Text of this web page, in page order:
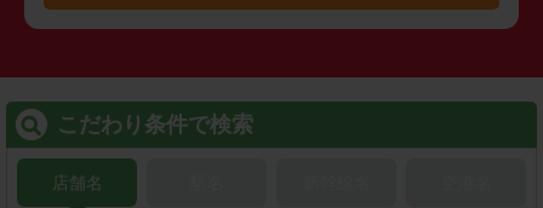
こだわり条件で検索
店舗名